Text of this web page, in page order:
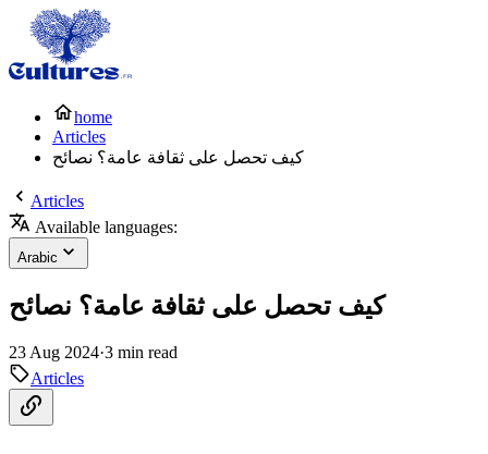
home
Articles
كيف تحصل على ثقافة عامة؟ نصائح
Articles
Available languages:
Arabic
كيف تحصل على ثقافة عامة؟ نصائح
23 Aug 2024·3 min read
Articles